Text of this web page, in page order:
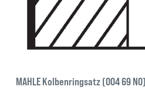
MAHLE Kolbenringsatz (004 69 N0)